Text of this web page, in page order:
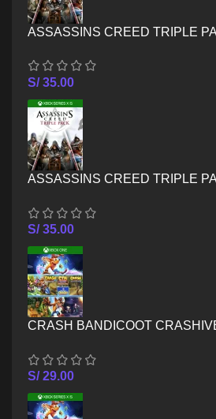
ASSASSINS CREED TRIPLE
S/35.00
ASSASSINS CREED TRIPLE
S/35.00
CRASH BANDICOOT
S/29.00